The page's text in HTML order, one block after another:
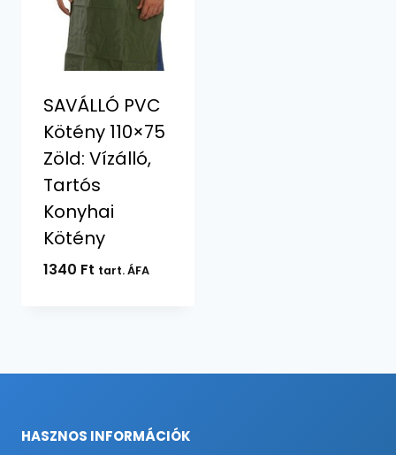
SAVÁLLÓ PVC
Kötény 110×75
Zöld: Vízálló,
Tartós
Konyhai
Kötény
1340 Ft tart. ÁFA
HASZNOS INFORMÁCIÓK